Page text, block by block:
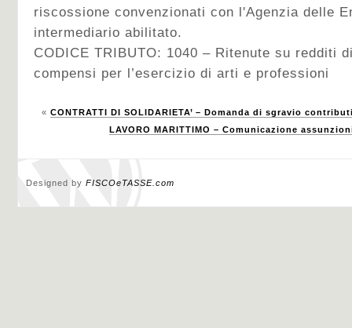
riscossione convenzionati con l'Agenzia delle
intermediario abilitato.
CODICE TRIBUTO: 1040 – Ritenute su redditi
compensi per l’esercizio di arti e professioni
« CONTRATTI DI SOLIDARIETA’ – Domanda di sgravio
LAVORO MARITTIMO – Comunicazione
Designed by FISCOeTASSE.com